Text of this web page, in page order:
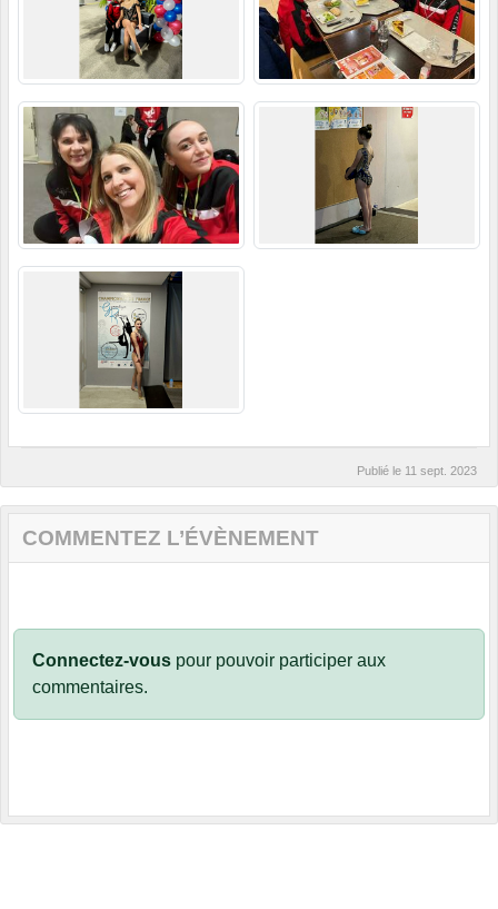
Publié le 11 sept. 2023
COMMENTEZ L’ÉVÈNEMENT
Connectez-vous pour pouvoir participer aux
commentaires.